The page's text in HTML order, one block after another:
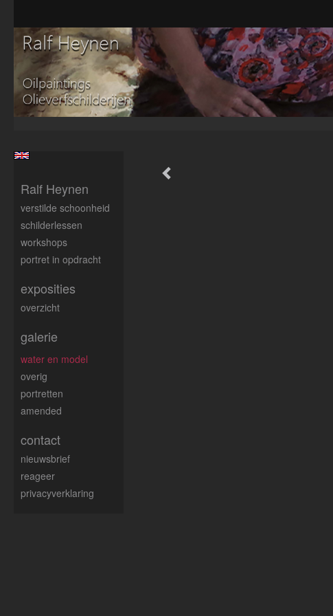
Ralf Heynen
verstilde schoonheid
schilderlessen
workshops
portret in opdracht
exposities
overzicht
galerie
water en model
overig
portretten
amended
contact
nieuwsbrief
reageer
privacyverklaring